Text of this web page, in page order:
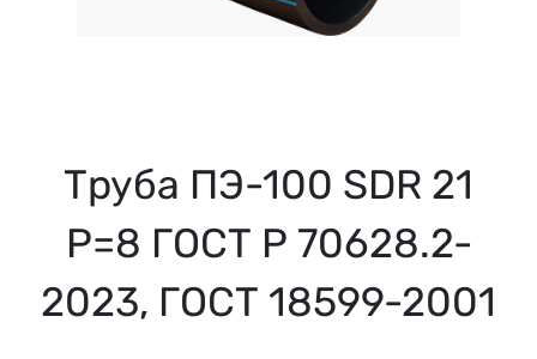
Труба ПЭ-100 SDR 21
Р=8 ГОСТ Р 70628.2-
2023, ГОСТ 18599-2001